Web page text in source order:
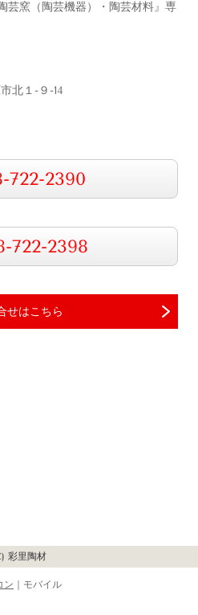
芸窯（陶芸機器）・陶芸材料』専
北１-９-14
722-2390
722-2398
せはこちら
彩里陶材
ン ｜モバイル